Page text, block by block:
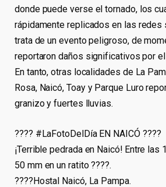
donde puede verse el tornado, los
rápidamente replicados en las redes
trata de un evento peligroso, de
reportaron daños significativos por el
En tanto, otras localidades de La
Rosa, Naicó, Toay y Parque Luro
granizo y fuertes lluvias.
???? #LaFotoDelDía EN NAICÓ ????
¡Terrible pedrada en Naicó! Entre las
50 mm en un ratito ????️.
????Hostal Naicó, La Pampa.